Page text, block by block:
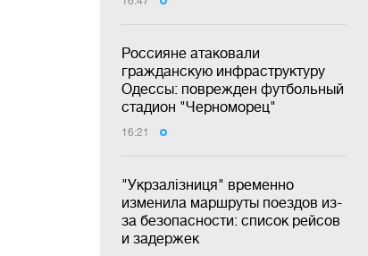
Россияне атаковали
гражданскую инфраструктуру
Одессы: поврежден футбольный
стадион "Черноморец"
16:21
"Укрзалізниця" временно
изменила маршруты поездов из-
за безопасности: список рейсов
и задержек